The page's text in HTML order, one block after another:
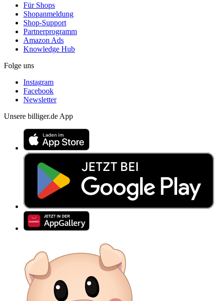
Für Shops
Shopanmeldung
Shop-Support
Partnerprogramm
Amazon Ads
Knowledge Hub
Folge uns
Instagram
Facebook
Newsletter
Unsere billiger.de App